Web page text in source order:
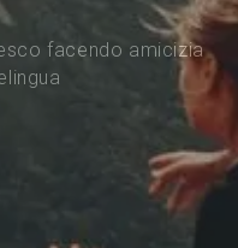
facendo amicizia